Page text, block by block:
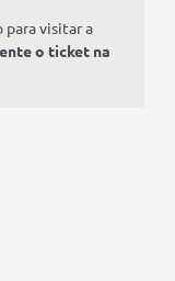
para visitar a
o ticket na